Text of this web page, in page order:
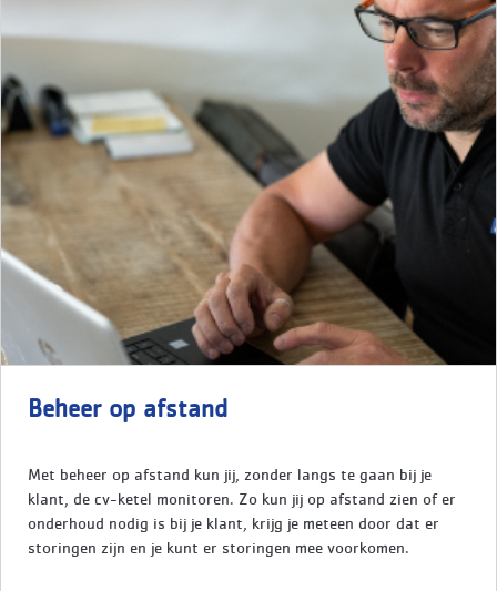
Beheer op afstand
Met beheer op afstand kun jij, zonder langs te gaan bij je
klant, de cv-ketel monitoren. Zo kun jij op afstand zien of er
onderhoud nodig is bij je klant, krijg je meteen door dat er
storingen zijn en je kunt er storingen mee voorkomen.